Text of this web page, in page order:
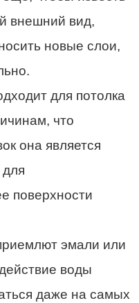
внешний вид,
новые слои,
для потолка
что
она является
поверхности
эмали или
воды
даже на самых